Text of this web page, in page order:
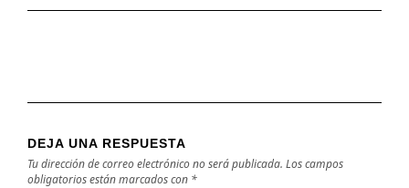
DEJA UNA RESPUESTA
Tu dirección de correo electrónico no será publicada. Los campos
obligatorios están marcados con *